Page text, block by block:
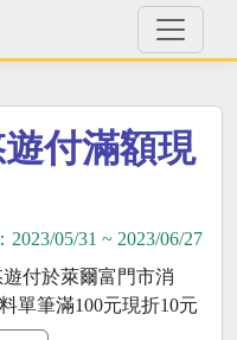
付滿額現
2023/05/31 ~ 2023/06/27
付於萊爾富門市消
單筆滿100元現折10元